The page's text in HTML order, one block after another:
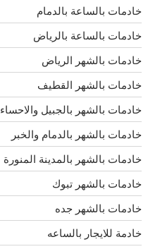
خادمات بالساعة بالدمام
خادمات بالساعة بالرياض
خادمات بالشهر الرياض
خادمات بالشهر القطيف
خادمات بالشهر بالجبيل والاحساء
خادمات بالشهر بالدمام والخبر
خادمات بالشهر بالمدينة المنورة
خادمات بالشهر تبوك
خادمات بالشهر جده
خادمة للايجار بالساعه